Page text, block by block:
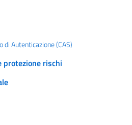
di Autenticazione (CAS)
protezione rischi